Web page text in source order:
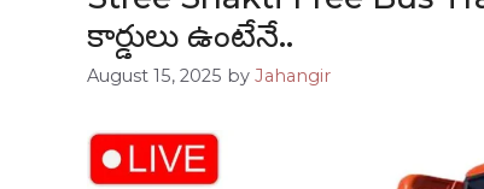
కార్డులు ఉంటేనే..
August 15, 2025 by Jahangir